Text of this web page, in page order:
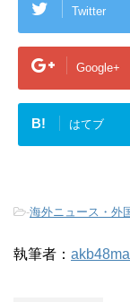
Twitter
Google+
B! はてブ
-海外ニュース・外
執筆者：